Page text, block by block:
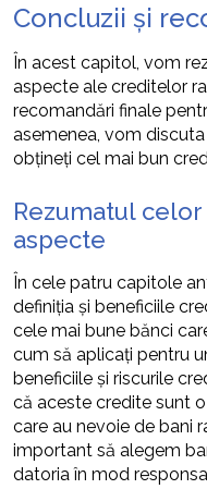
Concluzii și
În acest capitol, vom
aspecte ale creditelor
recomandări finale
asemenea, vom
obțineți cel mai bun
Rezumatul
aspecte
În cele patru capitole
definiția și beneficiile
cele mai bune bănci
cum să aplicați pentru
beneficiile și riscurile
că aceste credite sunt
care au nevoie de bani
important să alegem
datoria în mod